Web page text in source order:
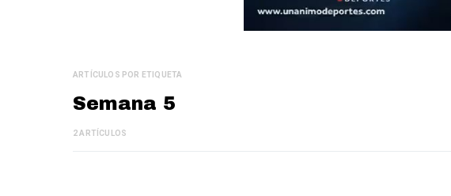
ARTÍCULOS POR ETIQUETA
Semana 5
2 ARTÍCULOS